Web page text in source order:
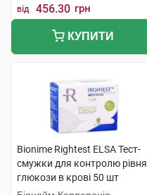
від 456.30 грн
КУПИТИ
Bionime Rightest ELSA Тест-
смужки для контролю рівня
глюкози в крові 50 шт